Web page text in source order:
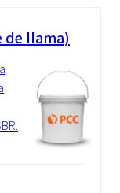
de llama)